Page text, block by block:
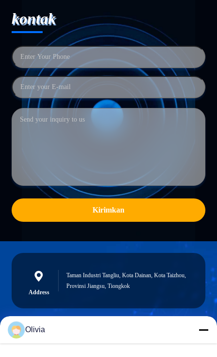
kontak
Kirimkan
Address
Taman Industri Tangliu, Kota Dainan, Kota Taizhou,
Provinsi Jiangsu, Tiongkok
info@longlivedmetal.com
Olivia